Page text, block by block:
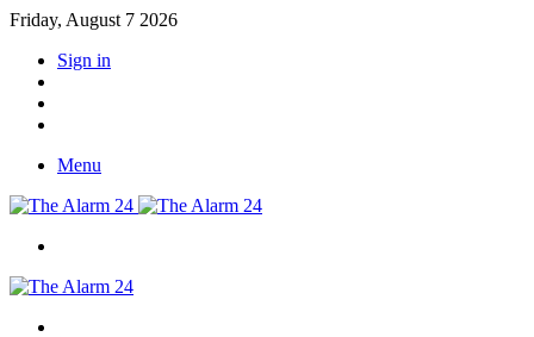
Friday, August 7 2026
Sign in
Menu